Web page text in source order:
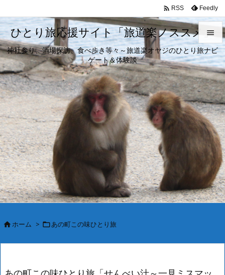
ひとり旅応援サイト「旅道楽ノススメ」
神社参り、酒場探訪、食べ歩き等々～旅道楽オヤジのひとり旅ナビ
ゲート＆体験談


メニュ

サイド

前へ

次へ

検索
 RSS Feedly
ホーム > あの町この味ひとり旅